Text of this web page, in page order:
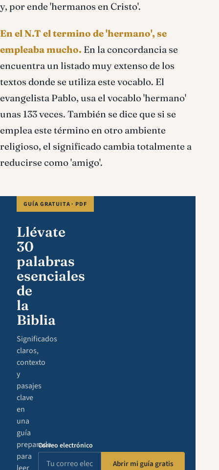
y, por ende 'hermanos en Cristo'.
En el N.T el termino de 'hermano', se
empleaba mucho. En la concordancia se
encuentra un listado muy extenso de los
textos donde se utiliza este vocablo. El
evangelista Pablo, usa el vocablo 'hermano'
unas 133 veces. También se dice que si se
emplea este término en otro ambiente
religioso, el significado cambia totalmente a
reducirse como 'amigo'.
GUÍA GRATUITA · PDF
Llévate
30
palabras
esenciales
de
la
Biblia
Significados
claros,
contexto
y
pasajes
clave
en
una
guía
preparada
para
Correo electrónico
Abrir mi guía gratis